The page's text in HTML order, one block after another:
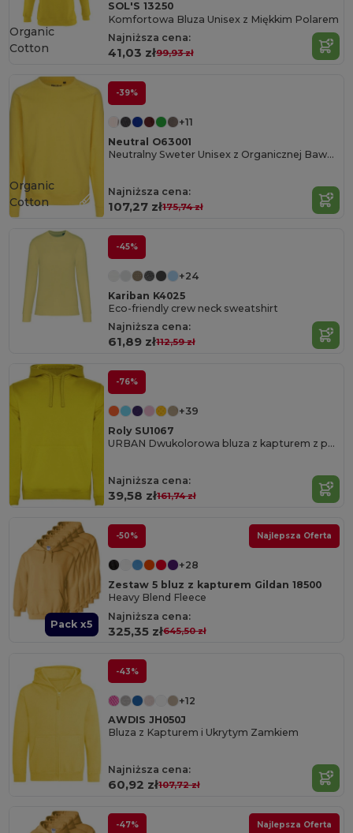
SOL'S 13250
Komfortowa Bluza Unisex z Miękkim Polarem
Najniższa cena:
41,03 zł99,93 zł
Organic
Cotton
-39%
+11
Neutral O63001
Neutralny Sweter Unisex z Organicznej Bawełny
Najniższa cena:
107,27 zł175,74 zł
Organic
Cotton
-45%
+24
Kariban K4025
Eco-friendly crew neck sweatshirt
Najniższa cena:
61,89 zł112,59 zł
-76%
+39
Roly SU1067
URBAN Dwukolorowa bluza z kapturem z podwójnej tkaniny ze sznurkowym ściągaczem
Najniższa cena:
39,58 zł161,74 zł
Pack x5
-50% Najlepsza Oferta
+28
Zestaw 5 bluz z kapturem Gildan 18500
Heavy Blend Fleece
Najniższa cena:
325,35 zł645,50 zł
-43%
+12
AWDIS JH050J
Bluza z Kapturem i Ukrytym Zamkiem
Najniższa cena:
60,92 zł107,72 zł
-47% Najlepsza Oferta